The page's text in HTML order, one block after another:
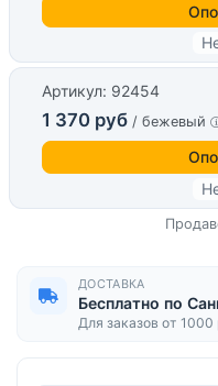
Артикул: 92454
1 370 руб / бежевый
ДОСТАВКА
Бесплатно по
Для заказов от 1000